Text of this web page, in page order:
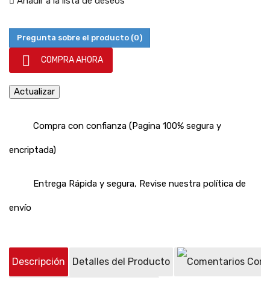
Pregunta sobre el producto (0)
 COMPRA AHORA
Compra con confianza (Pagina 100% segura y
encriptada)
Entrega Rápida y segura, Revise nuestra política de
envío
Descripción Detalles del Producto